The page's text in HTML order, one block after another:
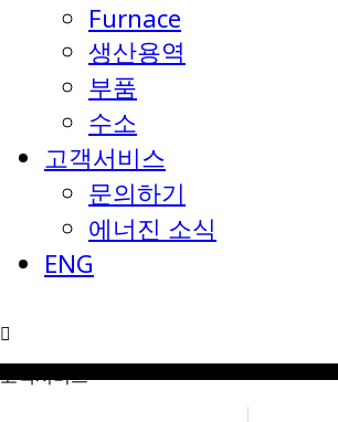
Furnace
생산용역
부품
수소
고객서비스
문의하기
에너진 소식
ENG
고객서비스